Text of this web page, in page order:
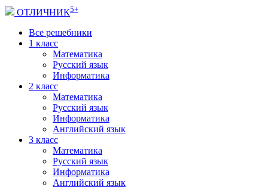
ОТЛИЧНИК5+
Все решебники
1 класс
Математика
Русский язык
Информатика
2 класс
Математика
Русский язык
Информатика
Английский язык
3 класс
Математика
Русский язык
Информатика
Английский язык